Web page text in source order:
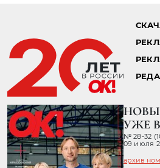
УЖЕ
№ 28-32
09 июля
архив